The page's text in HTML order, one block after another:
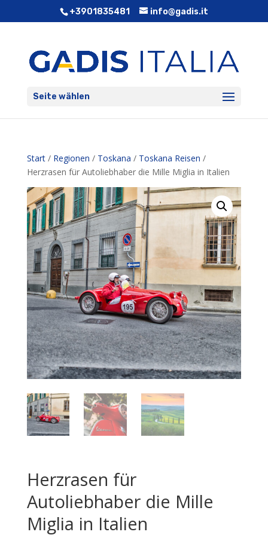
+3901835481 info@gadis.it
Seite wählen
Start/ Regionen / Toskana / Toskana Reisen /
Herzrasen für Autoliebhaber die Mille Miglia in Italien
Herzrasen für
Autoliebhaber die Mille
Miglia in Italien